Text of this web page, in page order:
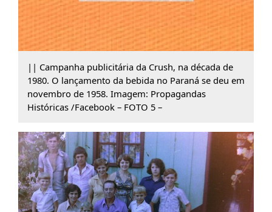
|| Campanha publicitária da Crush, na década de
1980. O lançamento da bebida no Paraná se deu em
novembro de 1958. Imagem: Propagandas
Históricas /Facebook – FOTO 5 –